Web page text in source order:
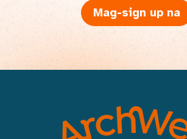
Mag-sign up na